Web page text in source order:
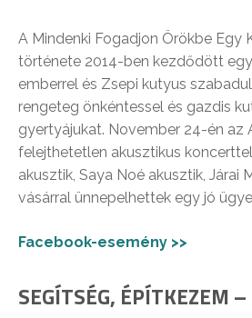
A Mindenki Fogadjon Örökbe Egy
története 2014-ben kezdődött
emberrel és Zsepi kutyus
rengeteg önkéntessel és gazdis
gyertyájukat. November 24-én az
felejthetetlen akusztikus
akusztik, Saya Noé akusztik, Járai
vásárral ünnepelhettek egy jó
Facebook-esemény >>
SEGÍTSÉG, ÉPÍTKEZEM